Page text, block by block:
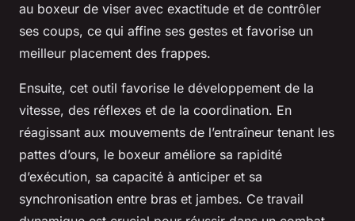
au boxeur de viser avec exactitude et de contrôler
ses coups, ce qui affine ses gestes et favorise un
meilleur placement des frappes.
Ensuite, cet outil favorise le développement de la
vitesse, des réflexes et de la coordination. En
réagissant aux mouvements de l’entraîneur tenant les
pattes d’ours, le boxeur améliore sa rapidité
d’exécution, sa capacité à anticiper et sa
synchronisation entre bras et jambes. Ce travail